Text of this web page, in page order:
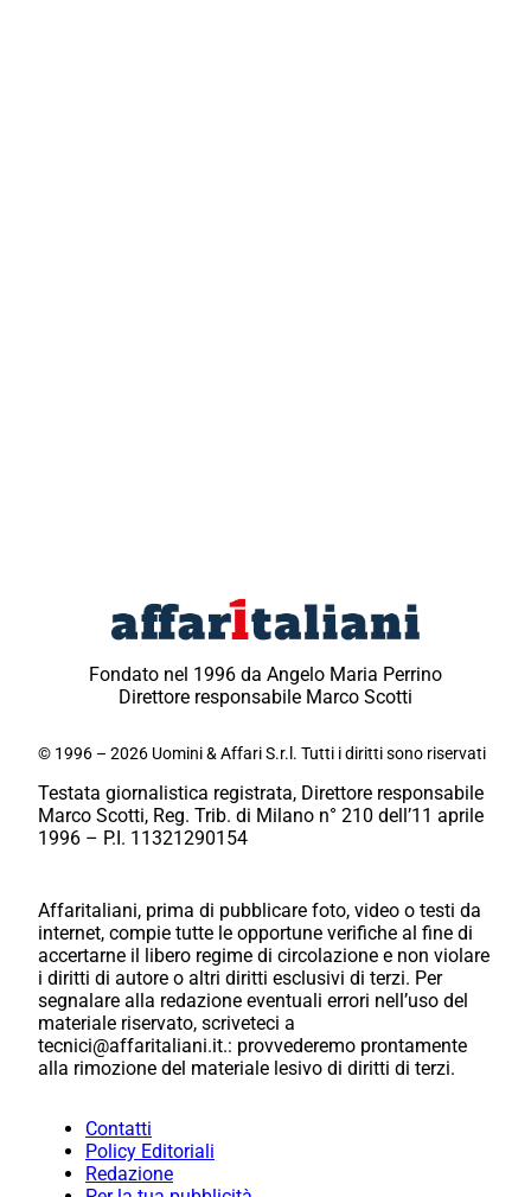
Fondato nel 1996 da Angelo Maria Perrino
Direttore responsabile Marco Scotti
© 1996 – 2026 Uomini & Affari S.r.l. Tutti i diritti sono riservati
Testata giornalistica registrata, Direttore responsabile
Marco Scotti, Reg. Trib. di Milano n° 210 dell’11 aprile
1996 – P.I. 11321290154
Affaritaliani, prima di pubblicare foto, video o testi da
internet, compie tutte le opportune verifiche al fine di
accertarne il libero regime di circolazione e non violare
i diritti di autore o altri diritti esclusivi di terzi. Per
segnalare alla redazione eventuali errori nell’uso del
materiale riservato, scriveteci a
tecnici@affaritaliani.it.: provvederemo prontamente
alla rimozione del materiale lesivo di diritti di terzi.
Contatti
Policy Editoriali
Redazione